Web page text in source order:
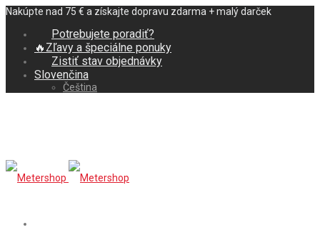
Nakúpte nad 75 € a získajte dopravu zdarma + malý darček
Potrebujete poradiť?
🔥Zľavy a špeciálne ponuky
Zistiť stav objednávky
Slovenčina
Čeština